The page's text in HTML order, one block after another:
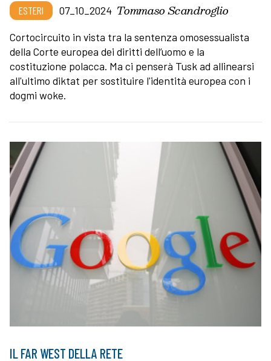
ESTERI 07_10_2024 Tommaso Scandroglio
Cortocircuito in vista tra la sentenza omosessualista
della Corte europea dei diritti dell’uomo e la
costituzione polacca. Ma ci penserà Tusk ad allinearsi
all'ultimo diktat per sostituire l'identità europea con i
dogmi woke.
IL FAR WEST DELLA RETE